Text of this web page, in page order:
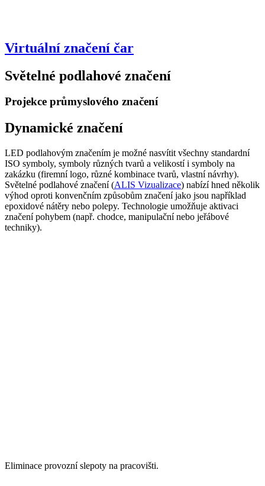
Virtuální značení čar
Světelné podlahové značení
Projekce průmyslového značení
Dynamické značení
LED podlahovým značením je možné nasvítit všechny standardní
ISO symboly, symboly různých tvarů a velikostí i symboly na
zakázku (firemní logo, různé kombinace tvarů, vlastní návrhy).
Světelné podlahové značení (ALIS Vizualizace) nabízí hned několik
výhod oproti konvenčním způsobům značení jako jsou například
epoxidové nátěry nebo polepy. Technologie umožňuje aktivaci
značení pohybem (např. chodce, manipulační nebo jeřábové
techniky).
Eliminace provozní slepoty na pracovišti.